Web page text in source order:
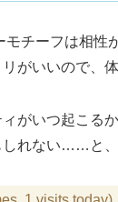
モチーフは相性
がいいので、
ィがいつ起こる
れない……と、